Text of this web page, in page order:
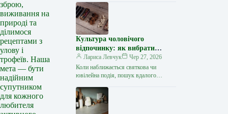
зброю,
виживання на
природі та
ділимося
рецептами з
улову і
трофеїв. Наша
мета — бути
надійним
супутником
для кожного
любителя
чи гідроциклом відкриває нові
горизонти…
Культура чоловічого
відпочинку: як вибрати
стильний та корисний
подарунок
Лариса Левчук
Чер 27, 2026
Коли наближається святкова чи
ювілейна подія, пошук вдалого
близької людини нерідко
перетворюється на складне завдання.
…